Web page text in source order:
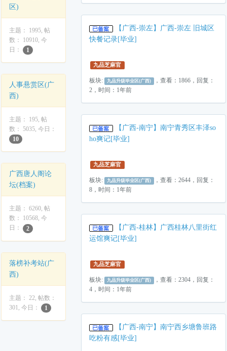
区)
主题： 1995, 帖
数： 10910, 今
日：
1
人事悬赏区(广
西)
主题： 195, 帖
数： 5035, 今日：
10
广西唐人阁论
坛(档案)
主题： 6260, 帖
数： 10568, 今
日：
2
落榜补考站(广
西)
主题： 22, 帖数：
301, 今日：
1
【广西-崇左】广西-崇左 旧城区
快餐记录[毕业]
九品芝麻官
板块: 九品升级毕业区(广西) ，查看：1866，回复：
2，时间：1年前
【广西-南宁】南宁青秀区丰泽so
ho爽记[毕业]
九品芝麻官
板块: 九品升级毕业区(广西) ，查看：2644，回复：
8，时间：1年前
【广西-桂林】广西桂林八里街红
运馆爽记[毕业]
九品芝麻官
板块: 九品升级毕业区(广西) ，查看：2304，回复：
4，时间：1年前
【广西-南宁】南宁西乡塘鲁班路
吃粉有感[毕业]